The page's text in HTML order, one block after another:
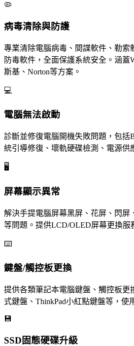
🦠
病毒清除與防護
專業清除電腦病毒、間諜軟件、勒索
防毒軟件，全面保護系統安全。涵蓋
斯基、Norton等方案。
💻
電腦無法啟動
診斷並修復電腦開機失敗問題，包括
統引導修復、壞軌硬碟檢測、電源供
🖥️
屏幕顯示異常
解決手提電腦屏幕黑屏、花屏、閃屏
等問題。提供LCD/OLED屏幕更換服
⌨️
鍵盤/觸控板更換
提供各類筆記本電腦鍵盤、觸控板更
式鍵盤、ThinkPad小紅點鍵盤等，使
💾
SSD固態硬碟升級